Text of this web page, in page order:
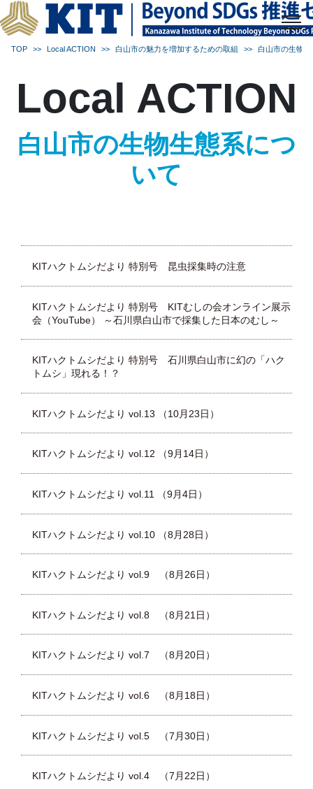
TOP Local ACTION 白山市の魅力を増加するための取組 白山市の生物
Local ACTION
白山市の生物生態系につ
いて
KITハクトムシだより 特別号 昆虫採集時の注意
KITハクトムシだより 特別号 KITむしの会オンライン展示
会（YouTube） ～石川県白山市で採集した日本のむし～
KITハクトムシだより 特別号 石川県白山市に幻の「ハク
トムシ」現れる！？
KITハクトムシだより vol.13 （10月23日）
KITハクトムシだより vol.12 （9月14日）
KITハクトムシだより vol.11 （9月4日）
KITハクトムシだより vol.10 （8月28日）
KITハクトムシだより vol.9 （8月26日）
KITハクトムシだより vol.8 （8月21日）
KITハクトムシだより vol.7 （8月20日）
KITハクトムシだより vol.6 （8月18日）
KITハクトムシだより vol.5 （7月30日）
KITハクトムシだより vol.4 （7月22日）